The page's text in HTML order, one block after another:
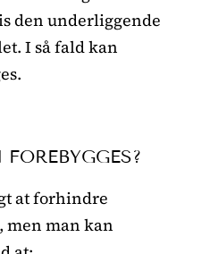
den underliggende
I så fald kan
at forhindre
man kan